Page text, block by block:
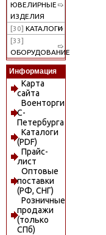
ЮВЕЛИРНЫЕ
ИЗДЕЛИЯ
[30] КАТАЛОГИ
[33]
ОБОРУДОВАНИЕ
Информация
Карта
сайта
Военторги
С-
Петербурга
Каталоги
(PDF)
Прайс-
лист
Оптовые
поставки
(РФ, СНГ)
Розничные
продажи
(только
СПб)